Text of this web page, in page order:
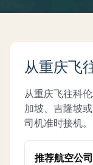
从重庆飞
从重庆飞往科
加坡、吉隆坡
司机准时接机。
推荐航空公司